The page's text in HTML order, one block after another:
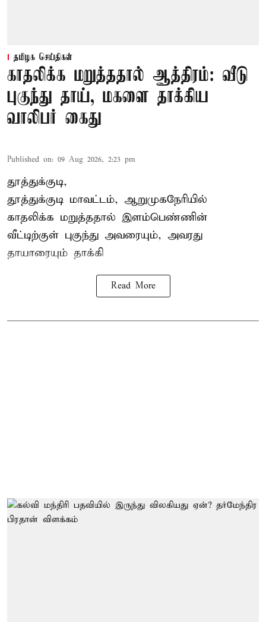
தமிழக செய்திகள்
காதலிக்க மறுத்ததால் ஆத்திரம்: வீடு
புகுந்து தாய், மகளை தாக்கிய
வாலிபர் கைது
Published on: 09 Aug 2026, 2:23 pm
தூத்துக்குடி,
தூத்துக்குடி மாவட்டம், ஆறுமுகநேரியில்
காதலிக்க மறுத்ததால் இளம்பெண்ணின்
வீட்டிற்குள் புகுந்து அவரையும், அவரது
தாயாரையும் தாக்கி
Read More